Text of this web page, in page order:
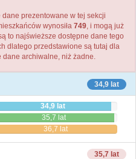
prezentowane w tej sekcji
wynosiła 749, i mogą już
to najświeższe dostępne dane tego
dlatego przedstawione są tutaj dla
dane archiwalne, niż żadne.
34,9 lat
34,9 lat
35,7 lat
36,7 lat
35,7 lat